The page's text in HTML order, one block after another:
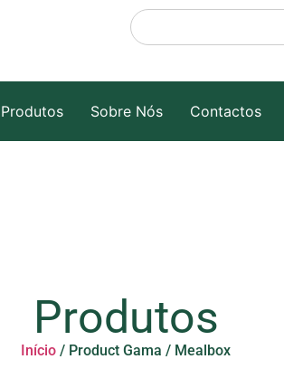
Produtos Sobre Nós Contactos
Produtos
Início / Product Gama / Mealbox